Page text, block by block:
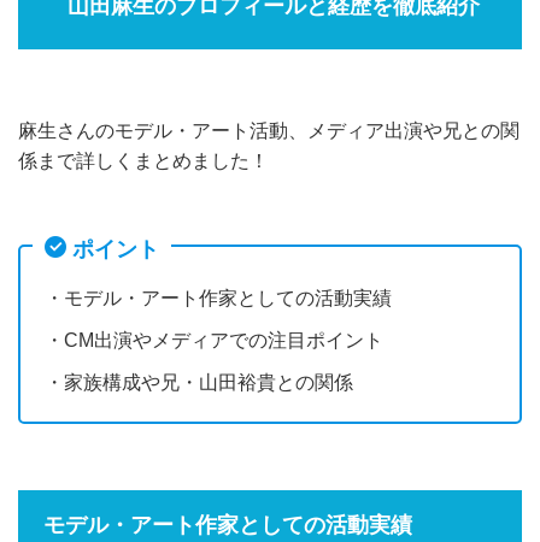
山田麻生のプロフィールと経歴を徹底紹介
麻生さんのモデル・アート活動、メディア出演や兄との関
係まで詳しくまとめました！
ポイント
・モデル・アート作家としての活動実績
・CM出演やメディアでの注目ポイント
・家族構成や兄・山田裕貴との関係
モデル・アート作家としての活動実績